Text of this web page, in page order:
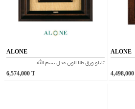
ALONE
تابلو ورق طلا الون مدل بسم الله
6,574,000T
ALONE
4,498,000